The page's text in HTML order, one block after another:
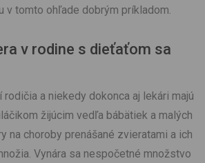
v tomto ohľade dobrým príkladom.
v rodine s dieťaťom sa
a niekedy dokonca aj lekári majú
žijúcim vedľa bábätiek a malých
na choroby prenášané zvieratami a ich
Vynára sa nespočetné množstvo